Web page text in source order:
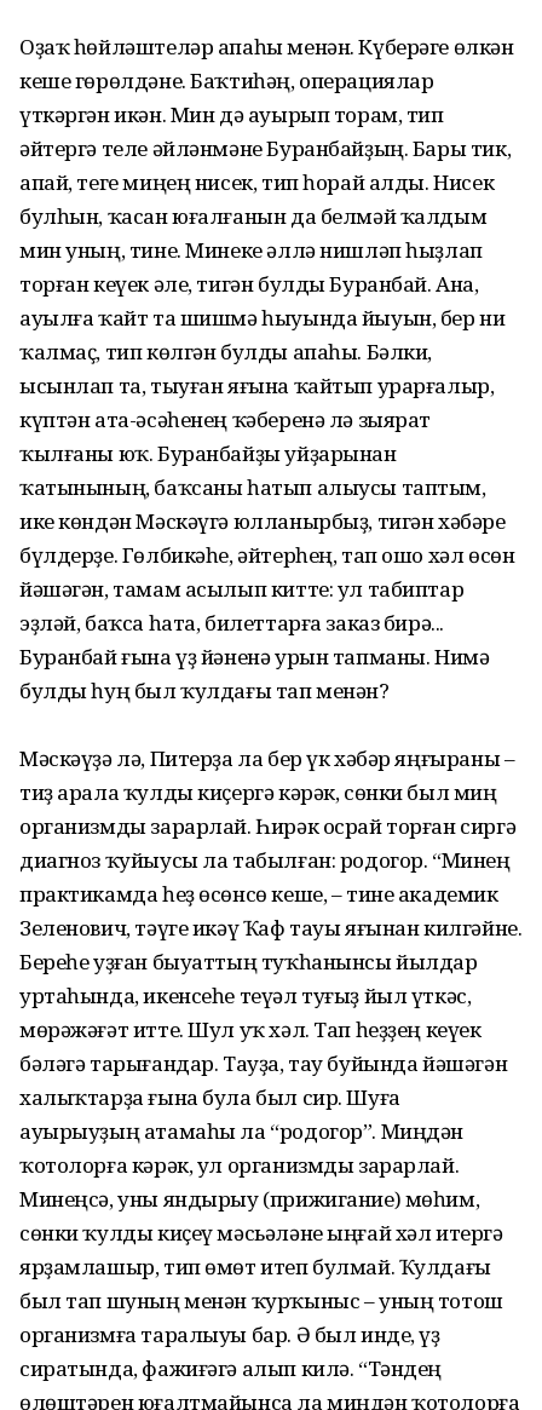
Оҙаҡ һөйләштеләр апаһы менән. Күберәге өлкән
кеше гөрөлдәне. Баҡтиһәң, операциялар
үткәргән икән. Мин дә ауырып торам, тип
әйтергә теле әйләнмәне Буранбайҙың. Бары тик,
апай, теге миңең нисек, тип һорай алды. Нисек
булһын, ҡасан юғалғанын да белмәй ҡалдым
мин уның, тине. Минеке әллә нишләп һыҙлап
торған кеүек әле, тигән булды Буранбай. Ана,
ауылға ҡайт та шишмә һыуында йыуын, бер ни
ҡалмаҫ, тип көлгән булды апаһы. Бәлки,
ысынлап та, тыуған яғына ҡайтып урарғалыр,
күптән ата-әсәһенең ҡәберенә лә зыярат
ҡылғаны юҡ. Буранбайҙы уйҙарынан
ҡатынының, баҡсаны һатып алыусы таптым,
ике көндән Мәскәүгә юлланырбыҙ, тигән хәбәре
бүлдерҙе. Гөлбикәһе, әйтерһең, тап ошо хәл өсөн
йәшәгән, тамам асылып китте: ул табиптар
эҙләй, баҡса һата, билеттарға заказ бирә...
Буранбай ғына үҙ йәненә урын тапманы. Нимә
булды һуң был ҡулдағы тап менән?
Мәскәүҙә лә, Питерҙа ла бер үк хәбәр яңғыраны –
тиҙ арала ҡулды киҫергә кәрәк, сөнки был миң
организмды зарарлай. Һирәк осрай торған сиргә
диагноз ҡуйыусы ла табылған: родогор. “Минең
практикамда һеҙ өсөнсө кеше, – тине академик
Зеленович, тәүге икәү Ҡаф тауы яғынан килгәйне.
Береһе уҙған быуаттың туҡһанынсы йылдар
уртаһында, икенсеһе теүәл туғыҙ йыл үткәс,
мөрәжәғәт итте. Шул уҡ хәл. Тап һеҙҙең кеүек
бәләгә тарығандар. Тауҙа, тау буйында йәшәгән
халыҡтарҙа ғына була был сир. Шуға
ауырыуҙың атамаһы ла “родогор”. Миңдән
ҡотолорға кәрәк, ул организмды зарарлай.
Минеңсә, уны яндырыу (прижигание) мөһим,
сөнки ҡулды киҫеү мәсьәләне ыңғай хәл итергә
ярҙамлашыр, тип өмөт итеп булмай. Ҡулдағы
был тап шуның менән ҡурҡыныс – уның тотош
организмға таралыуы бар. Ә был инде, үҙ
сиратында, фажиғәгә алып килә. “Тәндең
өлөштәрен юғалтмайынса ла миңдән ҡотолорға